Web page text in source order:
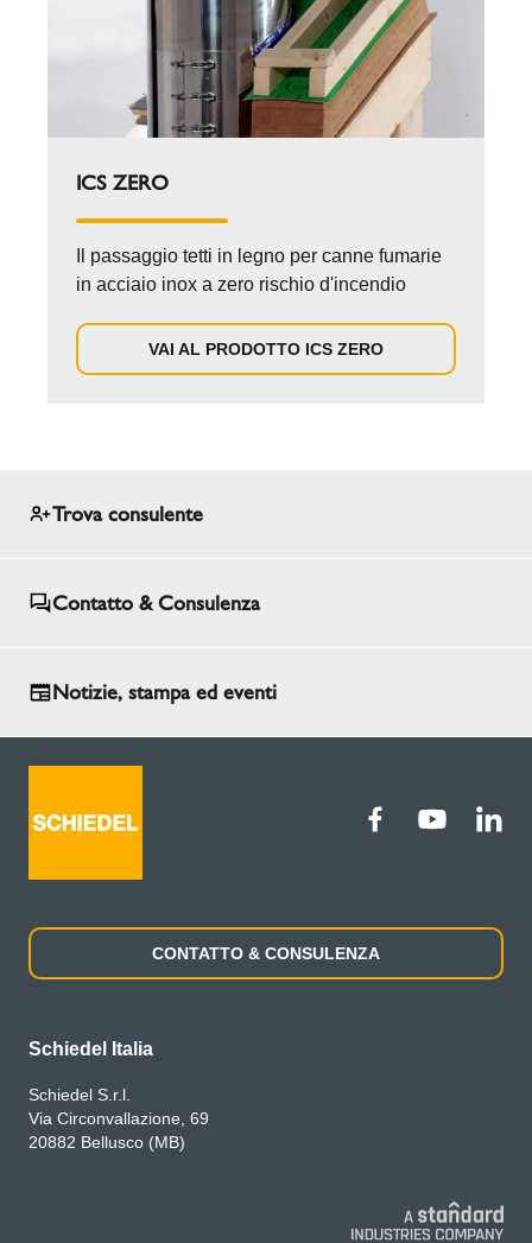
ICS ZERO
Il passaggio tetti in legno per canne fumarie
in acciaio inox a zero rischio d'incendio
VAI AL PRODOTTO ICS ZERO
Trova consulente
Contatto & Consulenza
Notizie, stampa ed eventi
CONTATTO & CONSULENZA
Schiedel Italia
Schiedel S.r.l.
Via Circonvallazione, 69
20882 Bellusco (MB)